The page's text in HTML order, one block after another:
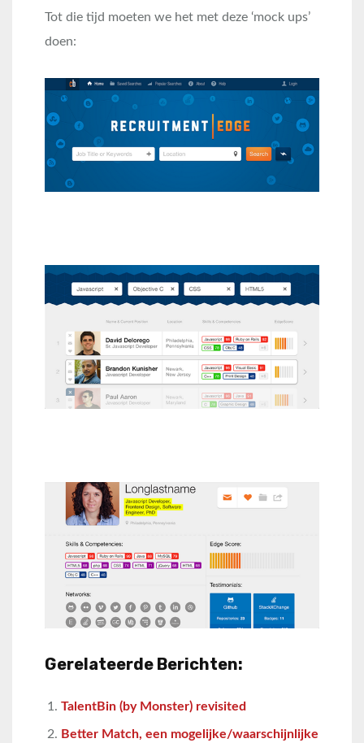
Tot die tijd moeten we het met deze ‘mock ups’
doen:
Gerelateerde Berichten:
TalentBin (by Monster) revisited
Better Match, een mogelijke/waarschijnlijke